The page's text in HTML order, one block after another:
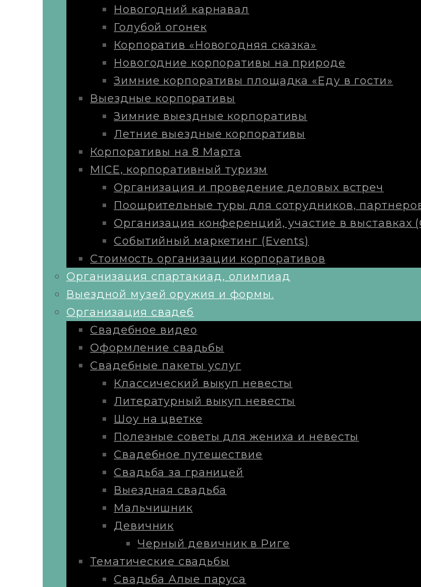
Новогодний карнавал
Голубой огонек
Корпоратив «Новогодняя сказка»
Новогодние корпоративы на природе
Зимние корпоративы площадка «Еду в гости»
Выездные корпоративы
Зимние выездные корпоративы
Летние выездные корпоративы
Корпоративы на 8 Марта
MICE, корпоративный туризм
Организация и проведение деловых встреч
Поощрительные туры для сотрудников,
Организация конференций, участие в выставках
Событийный маркетинг (Events)
Стоимость организации корпоративов
Организация спартакиад, олимпиад
Выездной музей оружия и формы.
Организация свадеб
Свадебное видео
Оформление свадьбы
Свадебные пакеты услуг
Классический выкуп невесты
Литературный выкуп невесты
Шоу на цветке
Полезные советы для жениха и невесты
Свадебное путешествие
Свадьба за границей
Выездная свадьба
Мальчишник
Девичник
Черный девичник в Риге
Тематические свадьбы
Свадьба Алые паруса